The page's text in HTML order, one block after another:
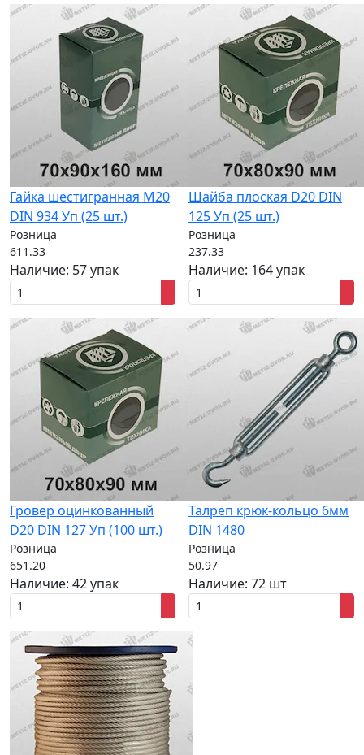
Гайка шестигранная M20
DIN 934 Уп (25 шт.)
Розница
611.33
Наличие: 57 упак
Шайба плоская D20 DIN
125 Уп (25 шт.)
Розница
237.33
Наличие: 164 упак
Гровер оцинкованный
D20 DIN 127 Уп (100 шт.)
Розница
651.20
Наличие: 42 упак
Талреп крюк-кольцо 6мм
DIN 1480
Розница
50.97
Наличие: 72 шт